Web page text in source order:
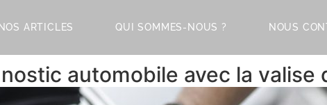
NOS ARTICLES QUI SOMMES-NOUS ? NOUS
automobile avec la valise